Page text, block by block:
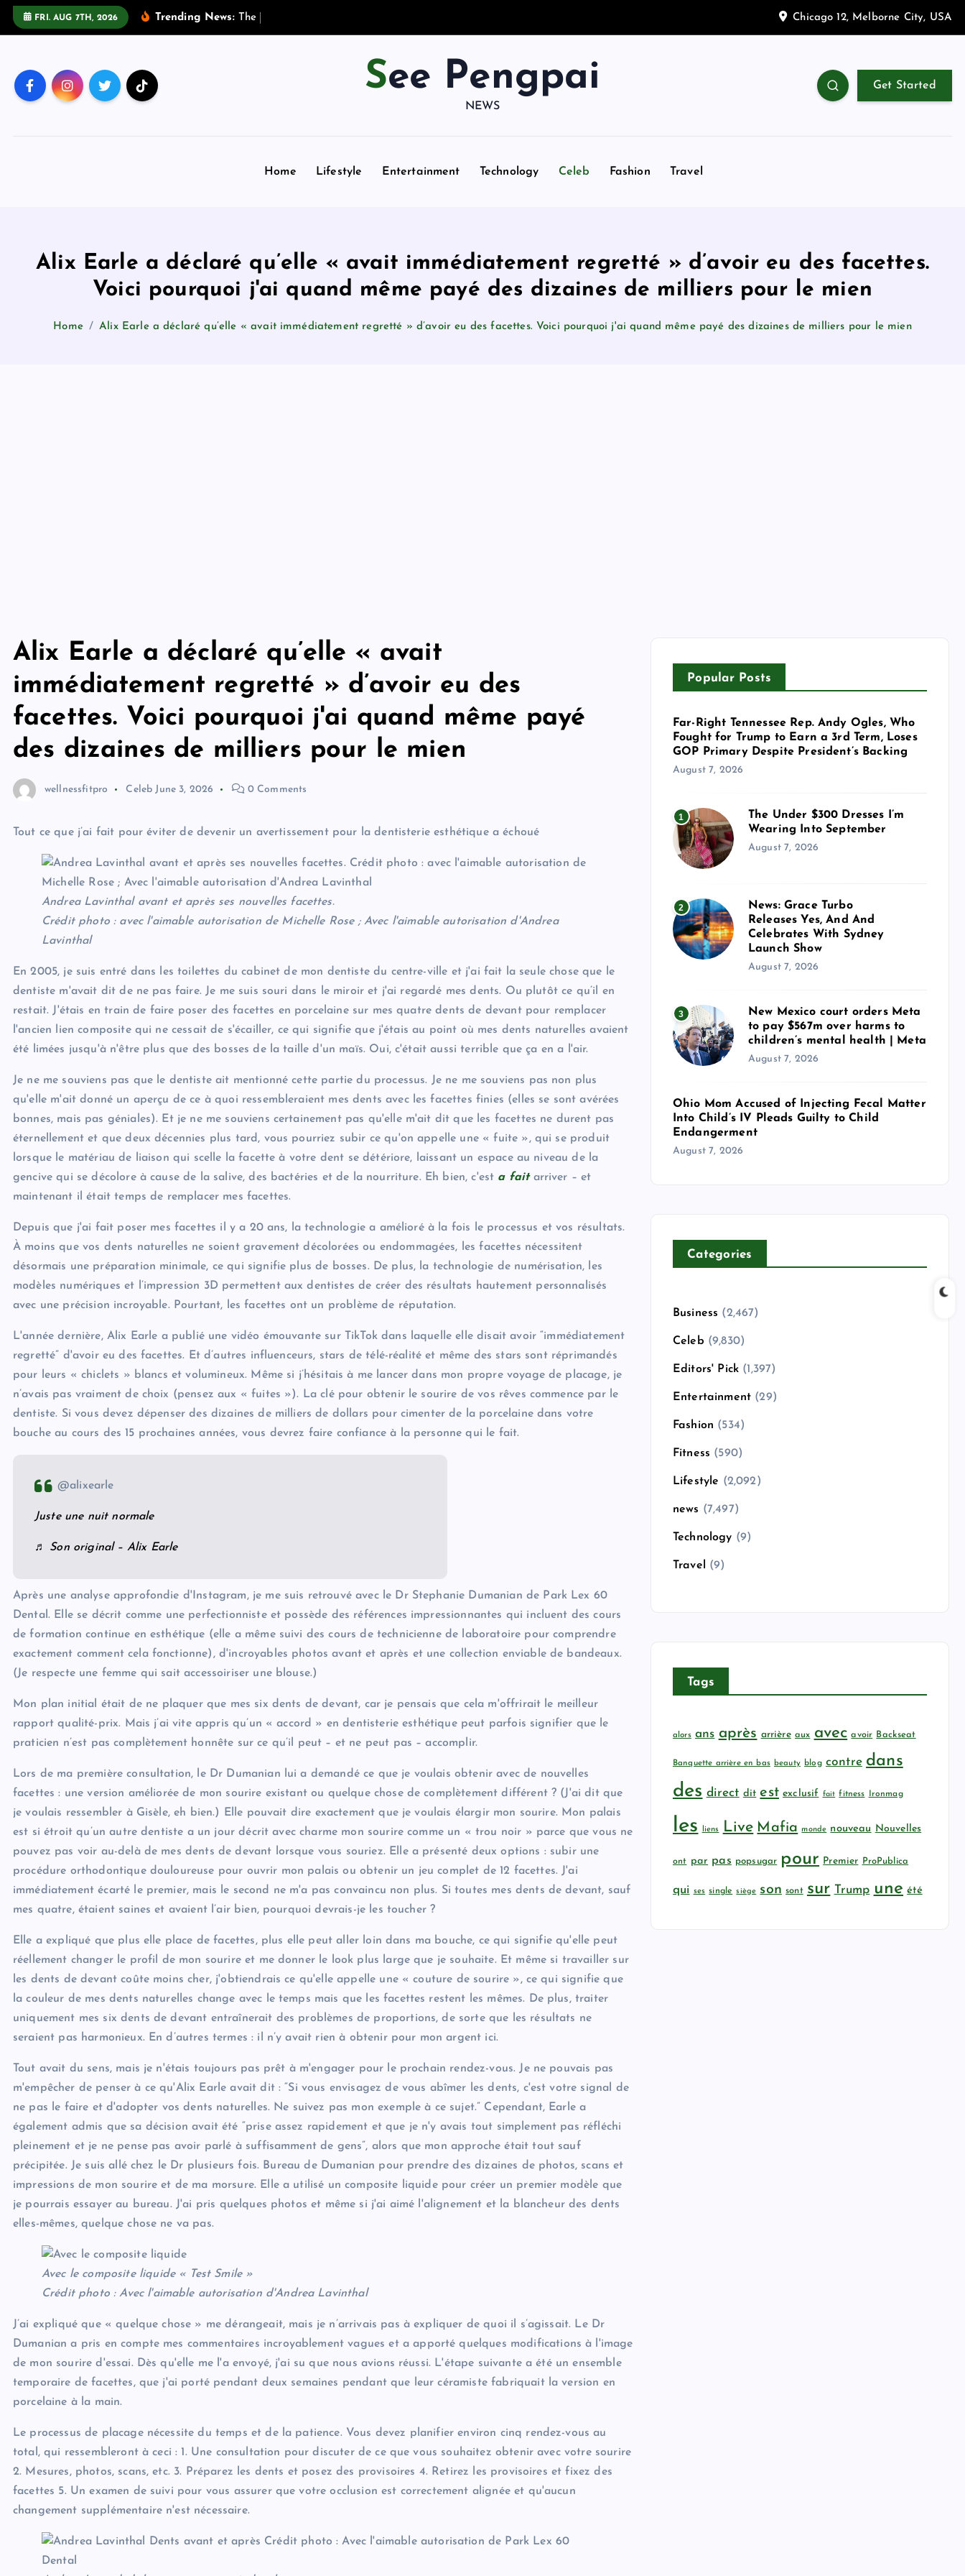
FRI. AUG 7TH, 2026 Trending News: T he Chicago 12, Melborne City, USA
See Pengpai
NEWS
Get Started
Home Lifestyle Entertainment Technology Celeb Fashion Travel
Alix Earle a déclaré qu’elle « avait immédiatement regretté » d’avoir eu des facettes.
Voici pourquoi j'ai quand même payé des dizaines de milliers pour le mien
Home Alix Earle a déclaré qu’elle « avait immédiatement regretté » d’avoir eu des facettes. Voici pourquoi j'ai quand même payé des dizaines de milliers pour le mien
Alix Earle a déclaré qu’elle « avait
immédiatement regretté » d’avoir eu des
facettes. Voici pourquoi j'ai quand même payé
des dizaines de milliers pour le mien
wellnessfitpro Celeb June 3, 2026 0 Comments
Tout ce que j’ai fait pour éviter de devenir un avertissement pour la dentisterie esthétique a échoué
Andrea Lavinthal avant et après ses nouvelles facettes.
Crédit photo : avec l'aimable autorisation de Michelle Rose ; Avec l'aimable autorisation d'Andrea
Lavinthal
En 2005, je suis entré dans les toilettes du cabinet de mon dentiste du centre-ville et j'ai fait la seule chose que le
dentiste m'avait dit de ne pas faire. Je me suis souri dans le miroir et j'ai regardé mes dents. Ou plutôt ce qu’il en
restait. J'étais en train de faire poser des facettes en porcelaine sur mes quatre dents de devant pour remplacer
l'ancien lien composite qui ne cessait de s'écailler, ce qui signifie que j'étais au point où mes dents naturelles avaient
été limées jusqu'à n'être plus que des bosses de la taille d'un maïs. Oui, c'était aussi terrible que ça en a l'air.
Je ne me souviens pas que le dentiste ait mentionné cette partie du processus. Je ne me souviens pas non plus
qu'elle m'ait donné un aperçu de ce à quoi ressembleraient mes dents avec les facettes finies (elles se sont avérées
bonnes, mais pas géniales). Et je ne me souviens certainement pas qu'elle m'ait dit que les facettes ne durent pas
éternellement et que deux décennies plus tard, vous pourriez subir ce qu'on appelle une « fuite », qui se produit
lorsque le matériau de liaison qui scelle la facette à votre dent se détériore, laissant un espace au niveau de la
gencive qui se décolore à cause de la salive, des bactéries et de la nourriture. Eh bien, c'est a faitarriver – et
maintenant il était temps de remplacer mes facettes.
Depuis que j'ai fait poser mes facettes il y a 20 ans, la technologie a amélioré à la fois le processus et vos résultats.
À moins que vos dents naturelles ne soient gravement décolorées ou endommagées, les facettes nécessitent
désormais une préparation minimale, ce qui signifie plus de bosses. De plus, la technologie de numérisation, les
modèles numériques et l’impression 3D permettent aux dentistes de créer des résultats hautement personnalisés
avec une précision incroyable. Pourtant, les facettes ont un problème de réputation.
L'année dernière, Alix Earle a publié une vidéo émouvante sur TikTok dans laquelle elle disait avoir “immédiatement
regretté” d'avoir eu des facettes. Et d’autres influenceurs, stars de télé-réalité et même des stars sont réprimandés
pour leurs « chiclets » blancs et volumineux. Même si j’hésitais à me lancer dans mon propre voyage de placage, je
n’avais pas vraiment de choix (pensez aux « fuites »). La clé pour obtenir le sourire de vos rêves commence par le
dentiste. Si vous devez dépenser des dizaines de milliers de dollars pour cimenter de la porcelaine dans votre
bouche au cours des 15 prochaines années, vous devrez faire confiance à la personne qui le fait.
@alixearle
Juste une nuit normale
♬ Son original – Alix Earle
Après une analyse approfondie d'Instagram, je me suis retrouvé avec le Dr Stephanie Dumanian de Park Lex 60
Dental. Elle se décrit comme une perfectionniste et possède des références impressionnantes qui incluent des cours
de formation continue en esthétique (elle a même suivi des cours de technicienne de laboratoire pour comprendre
exactement comment cela fonctionne), d'incroyables photos avant et après et une collection enviable de bandeaux.
(Je respecte une femme qui sait accessoiriser une blouse.)
Mon plan initial était de ne plaquer que mes six dents de devant, car je pensais que cela m'offrirait le meilleur
rapport qualité-prix. Mais j’ai vite appris qu’un « accord » en dentisterie esthétique peut parfois signifier que le
praticien n’est pas complètement honnête sur ce qu’il peut – et ne peut pas – accomplir.
Lors de ma première consultation, le Dr Dumanian lui a demandé ce que je voulais obtenir avec de nouvelles
facettes : une version améliorée de mon sourire existant ou quelque chose de complètement différent ? (J'ai dit que
je voulais ressembler à Gisèle, eh bien.) Elle pouvait dire exactement que je voulais élargir mon sourire. Mon palais
est si étroit qu’un autre dentiste a un jour décrit avec charme mon sourire comme un « trou noir » parce que vous ne
pouvez pas voir au-delà de mes dents de devant lorsque vous souriez. Elle a présenté deux options : subir une
procédure orthodontique douloureuse pour ouvrir mon palais ou obtenir un jeu complet de 12 facettes. J'ai
immédiatement écarté le premier, mais le second ne m'a pas convaincu non plus. Si toutes mes dents de devant, sauf
mes quatre, étaient saines et avaient l’air bien, pourquoi devrais-je les toucher ?
Elle a expliqué que plus elle place de facettes, plus elle peut aller loin dans ma bouche, ce qui signifie qu'elle peut
réellement changer le profil de mon sourire et me donner le look plus large que je souhaite. Et même si travailler sur
les dents de devant coûte moins cher, j'obtiendrais ce qu'elle appelle une « couture de sourire », ce qui signifie que
la couleur de mes dents naturelles change avec le temps mais que les facettes restent les mêmes. De plus, traiter
uniquement mes six dents de devant entraînerait des problèmes de proportions, de sorte que les résultats ne
seraient pas harmonieux. En d’autres termes : il n’y avait rien à obtenir pour mon argent ici.
Tout avait du sens, mais je n'étais toujours pas prêt à m'engager pour le prochain rendez-vous. Je ne pouvais pas
m'empêcher de penser à ce qu'Alix Earle avait dit : “Si vous envisagez de vous abîmer les dents, c'est votre signal de
ne pas le faire et d'adopter vos dents naturelles. Ne suivez pas mon exemple à ce sujet.” Cependant, Earle a
également admis que sa décision avait été “prise assez rapidement et que je n'y avais tout simplement pas réfléchi
pleinement et je ne pense pas avoir parlé à suffisamment de gens”, alors que mon approche était tout sauf
précipitée. Je suis allé chez le Dr plusieurs fois. Bureau de Dumanian pour prendre des dizaines de photos, scans et
impressions de mon sourire et de ma morsure. Elle a utilisé un composite liquide pour créer un premier modèle que
je pourrais essayer au bureau. J'ai pris quelques photos et même si j'ai aimé l'alignement et la blancheur des dents
elles-mêmes, quelque chose ne va pas.
Avec le composite liquide « Test Smile »
Crédit photo : Avec l'aimable autorisation d'Andrea Lavinthal
J’ai expliqué que « quelque chose » me dérangeait, mais je n’arrivais pas à expliquer de quoi il s’agissait. Le Dr
Dumanian a pris en compte mes commentaires incroyablement vagues et a apporté quelques modifications à l'image
de mon sourire d'essai. Dès qu'elle me l'a envoyé, j'ai su que nous avions réussi. L'étape suivante a été un ensemble
temporaire de facettes, que j'ai porté pendant deux semaines pendant que leur céramiste fabriquait la version en
porcelaine à la main.
Le processus de placage nécessite du temps et de la patience. Vous devez planifier environ cinq rendez-vous au
total, qui ressembleront à ceci : 1. Une consultation pour discuter de ce que vous souhaitez obtenir avec votre sourire
2. Mesures, photos, scans, etc. 3. Préparez les dents et posez des provisoires 4. Retirez les provisoires et fixez des
facettes 5. Un examen de suivi pour vous assurer que votre occlusion est correctement alignée et qu'aucun
changement supplémentaire n'est nécessaire.
Popular Posts
Far-Right Tennessee Rep. Andy Ogles, Who
Fought for Trump to Earn a 3rd Term, Loses
GOP Primary Despite President’s Backing
August 7, 2026
1
The Under $300 Dresses I’m
Wearing Into September
August 7, 2026
2
News: Grace Turbo
Releases Yes, And And
Celebrates With Sydney
Launch Show
August 7, 2026
3
New Mexico court orders Meta
to pay $567m over harms to
children’s mental health | Meta
August 7, 2026
Ohio Mom Accused of Injecting Fecal Matter
Into Child’s IV Pleads Guilty to Child
Endangerment
August 7, 2026
Categories
Business (2,467)
Celeb (9,830)
Editors' Pick (1,397)
Entertainment (29)
Fashion (534)
Fitness (590)
Lifestyle (2,092)
news (7,497)
Technology (9)
Travel (9)
Tags
alors ans après arrière aux avec avoir Backseat
Banquette arrière en bas beauty blog contre dans
des direct dit est exclusif fait fitness Ironmag
les liens Live Mafia monde nouveau Nouvelles
ont par pas popsugar pour Premier ProPublica
qui ses single siège son sont sur Trump une été